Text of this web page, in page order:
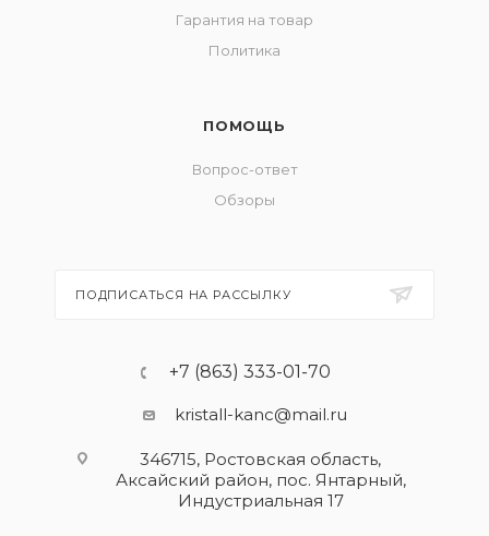
Гарантия на товар
Политика
ПОМОЩЬ
Вопрос-ответ
Обзоры
ПОДПИСАТЬСЯ НА РАССЫЛКУ
+7 (863) 333-01-70
kristall-kanc@mail.ru
346715, Ростовская область​,
Аксайский район, пос. Янтарный,
Индустриальная 17